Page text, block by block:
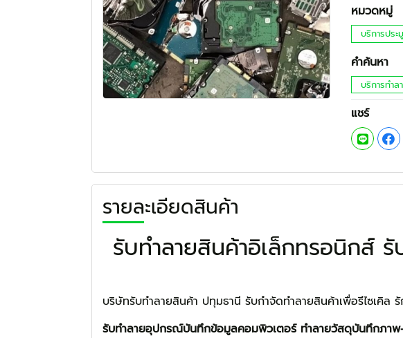
หมวดหมู่
บริการประ
คำค้นหา
บริการทำ
แชร์
รายละเอียดสินค้า
รับทำลายสินค้าอิเล็กทรอนิกส์
บริษัทรับทำลายสินค้า ปทุมธานี รับกำจัดทำลายสินค้าเพื่อรีไซเคิ
รับทำลายอุปกรณ์บันทึกข้อมูลคอมพิวเตอร์ ทำลายวัสดุบันทึกภาพ